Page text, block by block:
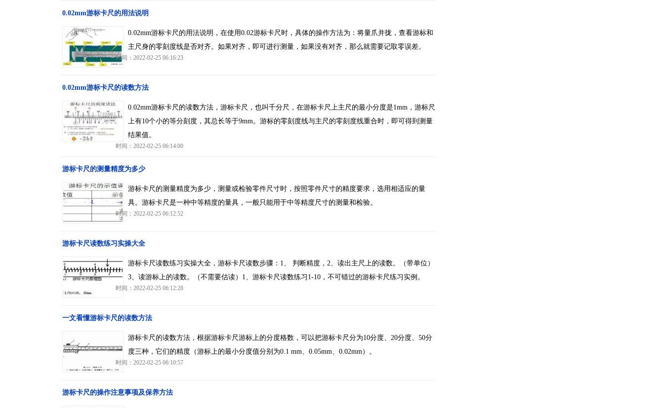
0.02mm游标卡尺的用法说明
0.02mm游标卡尺的用法说明，在使用0.02游标卡尺时，具体的操作方法为：将量爪并拢，查看游标和
主尺身的零刻度线是否对齐。如果对齐，即可进行测量，如果没有对齐，那么就需要记取零误差。
时间：2022-02-25 06:16:23
0.02mm游标卡尺的读数方法
0.02mm游标卡尺的读数方法，游标卡尺，也叫千分尺，在游标卡尺上主尺的最小分度是1mm，游标尺
上有10个小的等分刻度，其总长等于9mm。游标的零刻度线与主尺的零刻度线重合时，即可得到测量
结果值。
时间：2022-02-25 06:14:00
游标卡尺的测量精度为多少
游标卡尺的测量精度为多少，测量或检验零件尺寸时，按照零件尺寸的精度要求，选用相适应的量
具。游标卡尺是一种中等精度的量具，一般只能用于中等精度尺寸的测量和检验。
时间：2022-02-25 06:12:52
游标卡尺读数练习实操大全
游标卡尺读数练习实操大全，游标卡尺读数步骤：1、 判断精度，2、读出主尺上的读数。（带单位）
3、读游标上的读数。（不需要估读）1、游标卡尺读数练习1-10，不可错过的游标卡尺练习实例。
时间：2022-02-25 06:12:28
一文看懂游标卡尺的读数方法
游标卡尺的读数方法，根据游标卡尺游标上的分度格数，可以把游标卡尺分为10分度、20分度、50分
度三种，它们的精度（游标上的最小分度值分别为0.1 mm、0.05mm、0.02mm）。
时间：2022-02-25 06:10:57
游标卡尺的操作注意事项及保养方法